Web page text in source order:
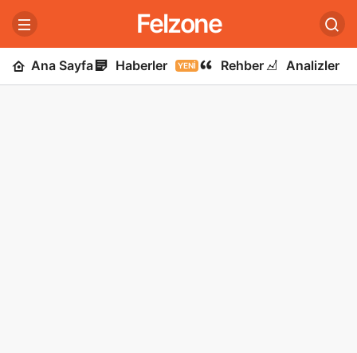
Felzone
Ana Sayfa Haberler YENI Rehber Analizler